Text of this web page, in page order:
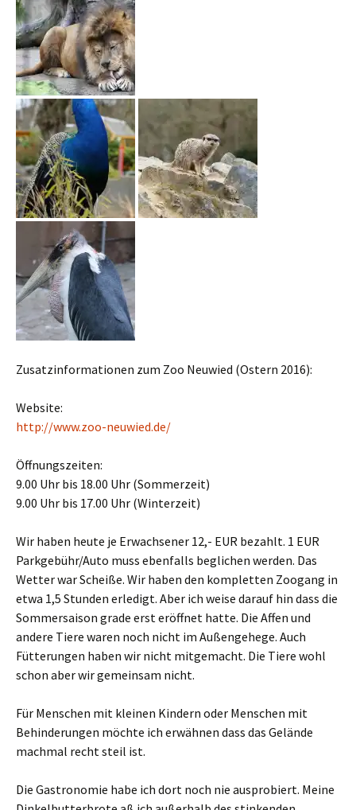
Zusatzinformationen zum Zoo Neuwied (Ostern 2016):
Website:
http://www.zoo-neuwied.de/
Öffnungszeiten:
9.00 Uhr bis 18.00 Uhr (Sommerzeit)
9.00 Uhr bis 17.00 Uhr (Winterzeit)
Wir haben heute je Erwachsener 12,- EUR bezahlt. 1 EUR
Parkgebühr/Auto muss ebenfalls beglichen werden. Das
Wetter war Scheiße. Wir haben den kompletten Zoogang in
etwa 1,5 Stunden erledigt. Aber ich weise darauf hin dass die
Sommersaison grade erst eröffnet hatte. Die Affen und
andere Tiere waren noch nicht im Außengehege. Auch
Fütterungen haben wir nicht mitgemacht. Die Tiere wohl
schon aber wir gemeinsam nicht.
Für Menschen mit kleinen Kindern oder Menschen mit
Behinderungen möchte ich erwähnen dass das Gelände
machmal recht steil ist.
Die Gastronomie habe ich dort noch nie ausprobiert. Meine